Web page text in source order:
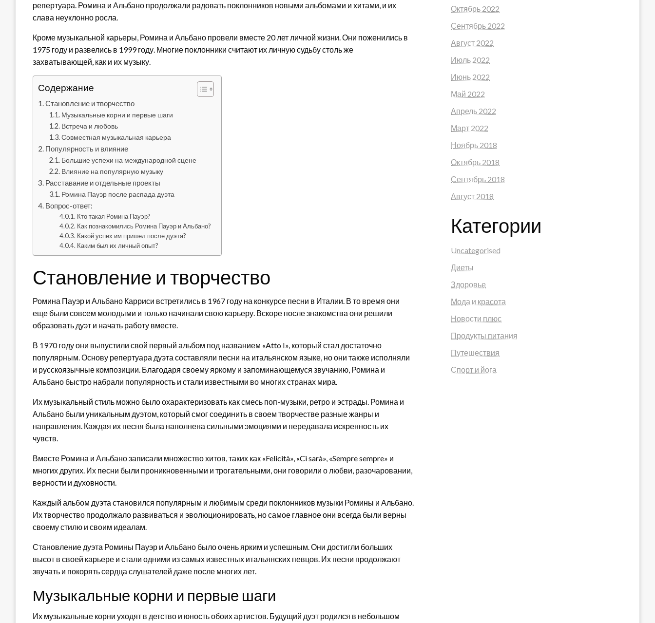
репертуара. Ромина и Альбано продолжали радовать поклонников новыми альбомами и хитами, и их
слава неуклонно росла.
Кроме музыкальной карьеры, Ромина и Альбано провели вместе 20 лет личной жизни. Они поженились в
1975 году и развелись в 1999 году. Многие поклонники считают их личную судьбу столь же
захватывающей, как и их музыку.
Содержание
Становление и творчество
Музыкальные корни и первые шаги
Встреча и любовь
Совместная музыкальная карьера
Популярность и влияние
Большие успехи на международной сцене
Влияние на популярную музыку
Расставание и отдельные проекты
Ромина Пауэр после распада дуэта
Вопрос-ответ:
Кто такая Ромина Пауэр?
Как познакомились Ромина Пауэр и Альбано?
Какой успех им пришел после дуэта?
Каким был их личный опыт?
Становление и творчество
Ромина Пауэр и Альбано Карриси встретились в 1967 году на конкурсе песни в Италии. В то время они
еще были совсем молодыми и только начинали свою карьеру. Вскоре после знакомства они решили
образовать дуэт и начать работу вместе.
В 1970 году они выпустили свой первый альбом под названием «Atto I», который стал достаточно
популярным. Основу репертуара дуэта составляли песни на итальянском языке, но они также исполняли
и русскоязычные композиции. Благодаря своему яркому и запоминающемуся звучанию, Ромина и
Альбано быстро набрали популярность и стали известными во многих странах мира.
Их музыкальный стиль можно было охарактеризовать как смесь поп-музыки, ретро и эстрады. Ромина и
Альбано были уникальным дуэтом, который смог соединить в своем творчестве разные жанры и
направления. Каждая их песня была наполнена сильными эмоциями и передавала искренность их
чувств.
Вместе Ромина и Альбано записали множество хитов, таких как «Felicità», «Ci sarà», «Sempre sempre» и
многих других. Их песни были проникновенными и трогательными, они говорили о любви, разочаровании,
верности и духовности.
Каждый альбом дуэта становился популярным и любимым среди поклонников музыки Ромины и Альбано.
Их творчество продолжало развиваться и эволюционировать, но самое главное они всегда были верны
своему стилю и своим идеалам.
Становление дуэта Ромины Пауэр и Альбано было очень ярким и успешным. Они достигли больших
высот в своей карьере и стали одними из самых известных итальянских певцов. Их песни продолжают
звучать и покорять сердца слушателей даже после многих лет.
Музыкальные корни и первые шаги
Их музыкальные корни уходят в детство и юность обоих артистов. Будущий дуэт родился в небольшом
Октябрь 2022
Сентябрь 2022
Август 2022
Июль 2022
Июнь 2022
Май 2022
Апрель 2022
Март 2022
Ноябрь 2018
Октябрь 2018
Сентябрь 2018
Август 2018
Категории
Uncategorised
Диеты
Здоровье
Мода и красота
Новости плюс
Продукты питания
Путешествия
Спорт и йога